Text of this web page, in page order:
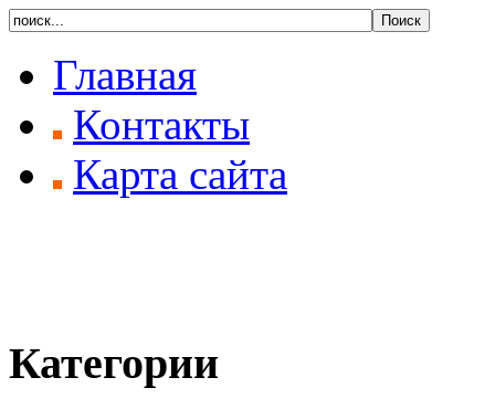
Главная
Контакты
Карта сайта
Категории